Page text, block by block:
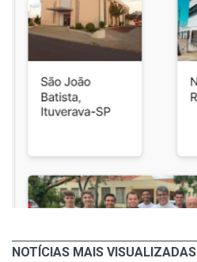
NOTÍCIAS MAIS VISUALIZADAS